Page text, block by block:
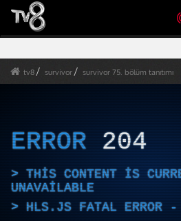
tv8 survivor survivor 75. bölüm tanıtımı
ERROR 204
THIS CONTENT IS
UNAVAILABLE
HLS.JS FATAL ERROR -